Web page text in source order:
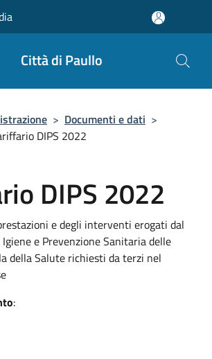
Città di Paullo
> Documenti e dati >
DIPS 2022
DIPS 2022
e degli interventi erogati dal
e Prevenzione Sanitaria delle
della Salute richiesti da terzi nel
: